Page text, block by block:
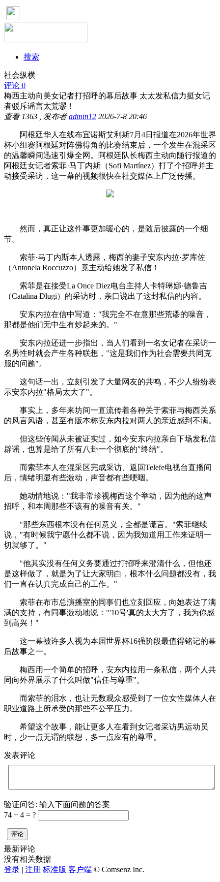
搜索
社会纵横
评论 0
梅西主动向美女记者打招呼的幕后故事 太太发私信力挺女记
者驳斥谣言太荒谬！
查看 1363 , 发布者admin12 2026-7-8 20:46
阿根廷华人在线布宜诺斯艾利斯7月4日报道在2026年世界
杯小组赛阿根廷对阵佛得角的比赛结束后，一个发生在混采区
的温馨瞬间迅速引爆全网。阿根廷队长梅西主动向随行报道的
阿根廷女记者索菲·马丁内斯（Sofi Martínez）打了个招呼并主
动接受采访，这一幕的视频很快在社交媒体上广泛传播。
然而，真正让这件事更加暖心的，是随后披露的一个细
节。
索菲·马丁内斯本人透露，梅西的妻子安东内拉·罗库佐
（Antonela Roccuzzo）竟主动给她发了私信！
索菲是在接受La Once Diez电台主持人卡特琳娜·德鲁吉
（Catalina Dlugi）的采访时，亲口说出了这封私信的内容。
安东内拉在信中写道："我完全不在意那些荒谬的噪音，
那都是他们无中生有炒起来的。"
安东内拉还进一步指出，当人们看到一名女记者在采访一
名男性时就会产生各种联想，"这是我们作为社会需要共同克
服的问题"。
这句话一出，立刻引发了大量网友的共鸣，不少人纷纷表
示安东内拉"格局太大了"。
事实上，多年来坊间一直流传着各种关于索菲与梅西关系
的风言风语，甚至有版本称安东内拉对两人的亲近感到不满。
但这些传闻从未被证实过，如今安东内拉亲自下场发私信
辟谣，也算是给了所有八卦一个彻底的"终结"。
而索菲本人在混采区完成采访、返回Telefe电视台直播间
后，情绪明显有些激动，声音都有些哽咽。
她动情地说："我非常珍视梅西这个举动，因为他的这声
招呼，和本周那些不该有的噪音有关。"
"那些东西根本没有任何意义，全都是谎言。"索菲继续
说，"有时候我宁愿什么都不说，因为我知道用工作来证明一
切就够了。"
"他其实没有任何义务要通过打招呼来澄清什么，但他还
是这样做了，就是为了让大家明白，根本什么问题都没有，我
们一直在认真完成自己的工作。"
索菲在布市总演播室的同事们也立刻回应，向她表达了满
满的支持，有同事激动地说："'10号'真的太大方了，我为你感
到高兴！"
这一幕被许多人视为本届世界杯16强阶段最值得铭记的幕
后故事之一。
梅西用一个简单的招呼，安东内拉用一条私信，两个人共
同向外界展示了什么叫做"信任与尊重"。
而索菲的泪水，也让无数观众感受到了一位女性媒体人在
职业道路上所承受的那些不公平压力。
希望这个故事，能让更多人在看到女记者采访男运动员
时，少一点无谓的联想，多一点应有的尊重。
发表评论
验证问答: 输入下面问题的答案
74 + 4 = ?
评论
最新评论
没有相关数据
登录 | 注册 标准版 客户端 © Comsenz Inc.